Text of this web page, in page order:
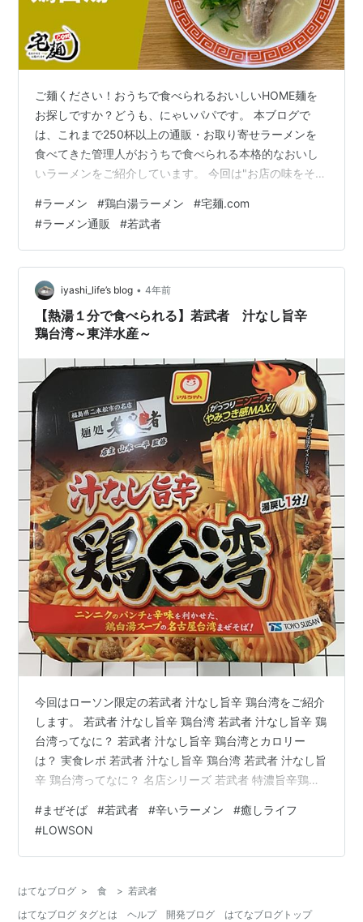
ご麺ください！おうちで食べられるおいしいHOME麺を
お探しですか？どうも、にゃいパパです。 本ブログで
は、これまで250杯以上の通販・お取り寄せラーメンを
食べてきた管理人がおうちで食べられる本格的なおいし
いラーメンをご紹介しています。 今回は"お店の味をその
「麺処 若武者」の「濃厚福島鶏白湯」をいただきます！
宅麺.comで調べる 「麺処 若武者」は「ラーメンWalker
福島」にて総合部門1位を2年連続受賞&福島県で初の殿堂
入りした名店！ 福島三大鶏を使用し上品で香り高く、マ
イルドでクリーミーさが際立つ。その上で貝の出汁と塩
気もしっかり効い…
#ラーメン #鶏白湯ラーメン #宅麺.com
#ラーメン通販 #若武者
iyashi_life’s blog • 4年前
【熱湯１分で食べられる】若武者 汁なし旨辛
鶏台湾～東洋水産～
今回はローソン限定の若武者 汁なし旨辛 鶏台湾をご紹介
します。 若武者 汁なし旨辛 鶏台湾 若武者 汁なし旨辛 鶏
台湾ってなに？ 若武者 汁なし旨辛 鶏台湾とカロリー
は？ 実食レポ 若武者 汁なし旨辛 鶏台湾 若武者 汁なし旨
辛 鶏台湾ってなに？ 名店シリーズ 若武者 特濃旨辛鶏台
ンニクをふんだんにきかせた商品です（公式H.Pより）
若武者は福島県二本松に本店を構える名店です。 川俣シ
ャモ、伊達鶏、会津地鶏、などのを出汁に使い、長時間
なわしろこ）産の小麦粉「ゆきちから」でくつられた細
麺、そして…
#まぜそば #若武者 #辛いラーメン #癒しライフ
#LOWSON
はてなブログ > 食 > 若武者
はてなブログ タグとは
ヘルプ 開発ブログ はてなブログトップ